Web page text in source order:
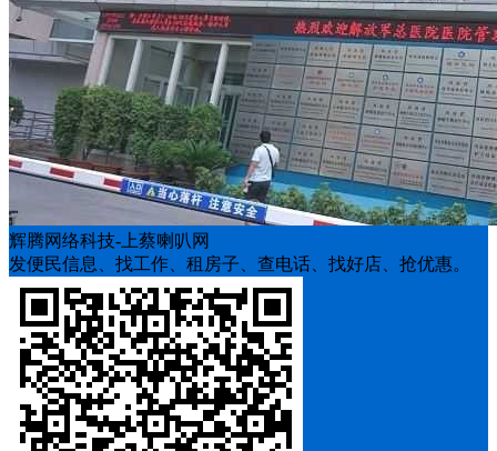
辉腾网络科技-上蔡喇叭网
发便民信息、找工作、租房子、查电话、找好店、抢优惠。